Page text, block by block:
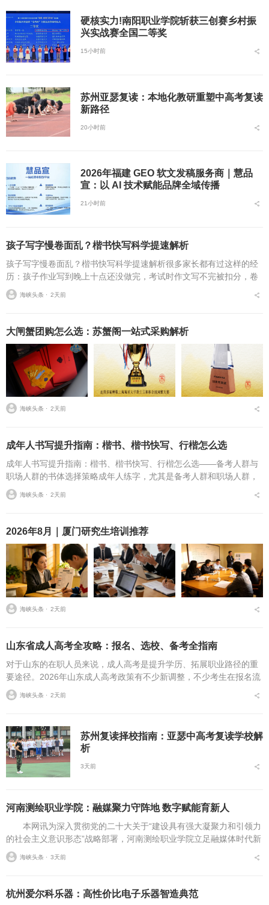
硬核实力!南阳职业学院斩获三创赛乡村振
兴实战赛全国二等奖
15小时前
苏州亚瑟复读：本地化教研重塑中高考复读
新路径
20小时前
2026年福建 GEO 软文发稿服务商｜慧品
宣：以 AI 技术赋能品牌全域传播
21小时前
孩子写字慢卷面乱？楷书快写科学提速解析
孩子写字慢卷面乱？楷书快写科学提速解析很多家长都有过这样的经
历：孩子作业写到晚上十点还没做完，考试时作文写不完被扣分，卷
面因为字迹潦草被老师多次点名。据相关调查显示，67%的小学生存
在书写速度不达标问...
海峡头条 ⋅ 2天前
大闸蟹团购怎么选：苏蟹阁一站式采购解析
海峡头条 ⋅ 2天前
成年人书写提升指南：楷书、楷书快写、行楷怎么选
成年人书写提升指南：楷书、楷书快写、行楷怎么选——备考人群与
职场人群的书体选择策略成年人练字，尤其是备考人群和职场人群，
常常面临一个具体问题：字丑想改善，到底该练标准楷书，还是练楷
书快写，或者干脆练行...
海峡头条 ⋅ 2天前
2026年8月｜厦门研究生培训推荐
海峡头条 ⋅ 2天前
山东省成人高考全攻略：报名、选校、备考全指南
对于山东的在职人员来说，成人高考是提升学历、拓展职业路径的重
要途径。2026年山东成人高考政策有不少新调整，不少考生在报名流
程、条件筛选、院校选择等方面存在诸多疑问，本文将从报名全流
程、报考条件、院校...
海峡头条 ⋅ 2天前
苏州复读择校指南：亚瑟中高考复读学校解
析
3天前
河南测绘职业学院：融媒聚力守阵地 数字赋能育新人
本网讯为深入贯彻党的二十大关于“建设具有强大凝聚力和引领力
的社会主义意识形态”战略部署，河南测绘职业学院立足融媒体时代新
挑战，扎实推进在风险研判、机制创新、技术赋能、实践育人等方面
的路径分析与研...
海峡头条 ⋅ 3天前
杭州爱尔科乐器：高性价比电子乐器智造典范